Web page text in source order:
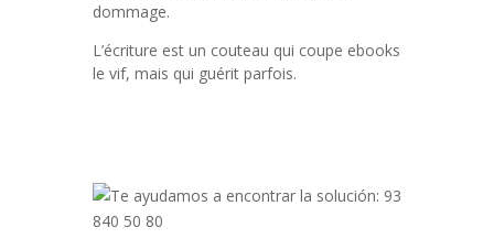
dommage.
L’écriture est un couteau qui coupe ebooks
le vif, mais qui guérit parfois.